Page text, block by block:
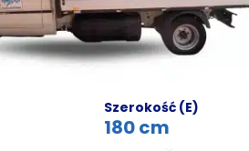
Szerokość (E)
180 cm